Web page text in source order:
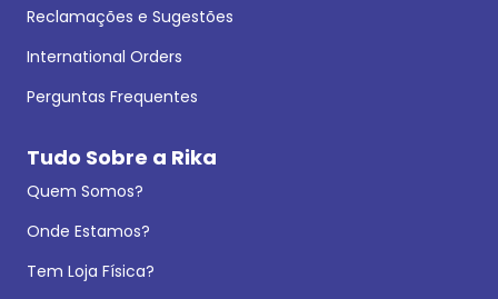
Reclamações e Sugestões
International Orders
Perguntas Frequentes
Tudo Sobre a Rika
Quem Somos?
Onde Estamos?
Tem Loja Física?